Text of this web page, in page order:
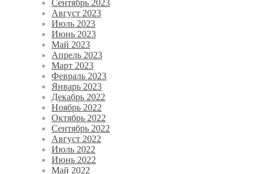
Сентябрь 2023
Август 2023
Июль 2023
Июнь 2023
Май 2023
Апрель 2023
Март 2023
Февраль 2023
Январь 2023
Декабрь 2022
Ноябрь 2022
Октябрь 2022
Сентябрь 2022
Август 2022
Июль 2022
Июнь 2022
Май 2022